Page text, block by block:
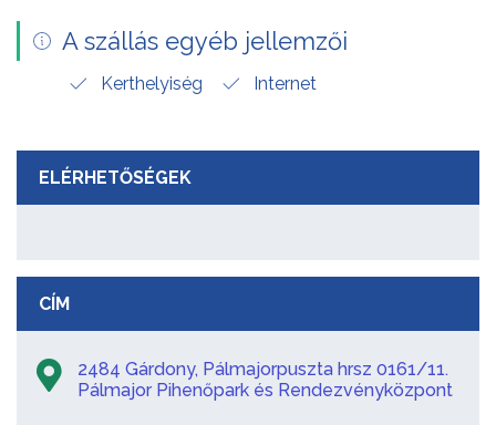
A szállás egyéb jellemzői
Kerthelyiség Internet
ELÉRHETŐSÉGEK
CÍM
2484 Gárdony, Pálmajorpuszta hrsz 0161/11.
Pálmajor Pihenőpark és Rendezvényközpont